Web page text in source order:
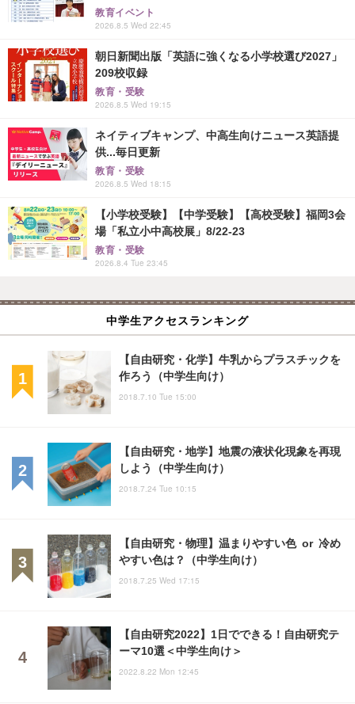
教育イベント
2026.8.5 Wed 22:45
朝日新聞出版「英語に強くなる小学校選び2027」
209校収録
教育・受験
2026.8.5 Wed 19:15
ネイティブキャンプ、中高生向けニュース英語提
供...毎日更新
教育・受験
2026.8.5 Wed 18:15
【小学校受験】【中学受験】【高校受験】福岡3会
場「私立小中高校展」8/22-23
教育・受験
2026.8.4 Tue 23:45
中学生アクセスランキング
【自由研究・化学】牛乳からプラスチックを
作ろう（中学生向け）
2018.7.10 Tue 15:00
【自由研究・地学】地震の液状化現象を再現
しよう（中学生向け）
2018.7.24 Tue 10:15
【自由研究・物理】温まりやすい色 or 冷め
やすい色は？（中学生向け）
2018.7.25 Wed 17:15
【自由研究2022】1日でできる！自由研究テ
ーマ10選＜中学生向け＞
2022.8.22 Mon 12:45